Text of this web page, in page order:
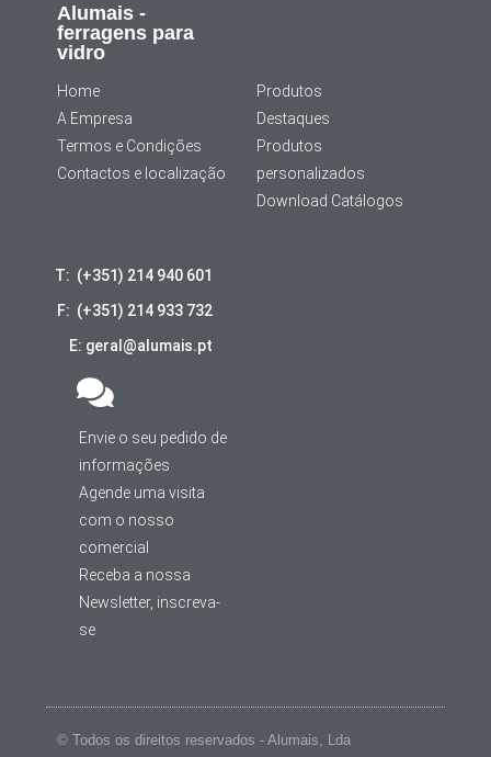
Alumais -
ferragens para
vidro
Home
A Empresa
Termos e Condições
Contactos e localização
Produtos
Destaques
Produtos
personalizados
Download Catálogos
T: (+351) 214 940 601
F: (+351) 214 933 732
E: geral@alumais.pt
Envie o seu pedido de
informações
Agende uma visita
com o nosso
comercial
Receba a nossa
Newsletter, inscreva-
se
© Todos os direitos reservados - Alumais, Lda